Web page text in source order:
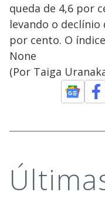
queda de 4,6 por
levando o declínio
por cento. O
None
(Por Taiga